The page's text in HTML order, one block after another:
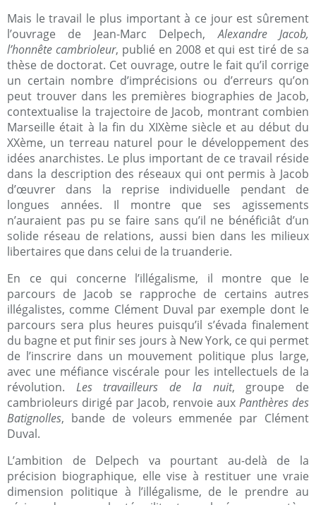
Mais le travail le plus important à ce jour est sûrement
l’ouvrage de Jean-Marc Delpech,Alexandre Jacob,
l’honnête cambrioleur, publié en 2008 et qui est tiré de sa
thèse de doctorat. Cet ouvrage, outre le fait qu’il corrige
un certain nombre d’imprécisions ou d’erreurs qu’on
peut trouver dans les premières biographies de Jacob,
contextualise la trajectoire de Jacob, montrant combien
Marseille était à la fin du XIXème siècle et au début du
XXème, un terreau naturel pour le développement des
idées anarchistes. Le plus important de ce travail réside
dans la description des réseaux qui ont permis à Jacob
d’œuvrer dans la reprise individuelle pendant de
longues années. Il montre que ses agissements
n’auraient pas pu se faire sans qu’il ne bénéficiât d’un
solide réseau de relations, aussi bien dans les milieux
libertaires que dans celui de la truanderie.
En ce qui concerne l’illégalisme, il montre que le
parcours de Jacob se rapproche de certains autres
illégalistes, comme Clément Duval par exemple dont le
parcours sera plus heures puisqu’il s’évada finalement
du bagne et put finir ses jours à New York, ce qui permet
de l’inscrire dans un mouvement politique plus large,
avec une méfiance viscérale pour les intellectuels de la
révolution. Les travailleurs de la nuit, groupe de
cambrioleurs dirigé par Jacob, renvoie aux Panthères des
Batignolles, bande de voleurs emmenée par Clément
Duval.
L’ambition de Delpech va pourtant au-delà de la
précision biographique, elle vise à restituer une vraie
dimension politique à l’illégalisme, de le prendre au